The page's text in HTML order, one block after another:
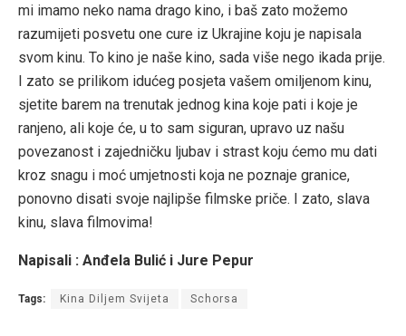
mi imamo neko nama drago kino, i baš zato možemo
razumijeti posvetu one cure iz Ukrajine koju je napisala
svom kinu. To kino je naše kino, sada više nego ikada prije.
I zato se prilikom idućeg posjeta vašem omiljenom kinu,
sjetite barem na trenutak jednog kina koje pati i koje je
ranjeno, ali koje će, u to sam siguran, upravo uz našu
povezanost i zajedničku ljubav i strast koju ćemo mu dati
kroz snagu i moć umjetnosti koja ne poznaje granice,
ponovno disati svoje najlipše filmske priče. I zato, slava
kinu, slava filmovima!
Napisali : Anđela Bulić i Jure Pepur
Tags: Kina Diljem Svijeta Schorsa